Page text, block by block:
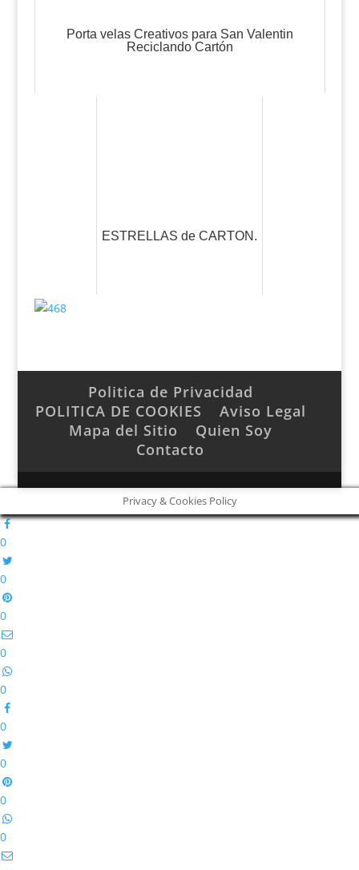
Porta velas Creativos para San Valentin
Reciclando Cartón
ESTRELLAS de CARTON.
Politica de Privacidad
POLITICA DE COOKIES
Aviso Legal
Mapa del Sitio
Quien Soy
Contacto
Privacy & Cookies Policy
0
0
0
0
0
0
0
0
0